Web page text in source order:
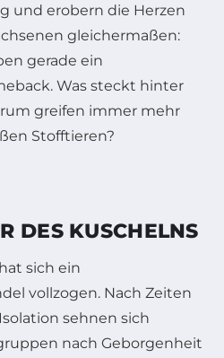
und erobern die Herzen
gleichermaßen:
gerade ein
Was steckt hinter
greifen immer mehr
Stofftieren?
DES KUSCHELNS
sich ein
vollzogen. Nach Zeiten
sehnen sich
nach Geborgenheit